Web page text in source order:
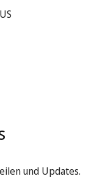
und Updates.